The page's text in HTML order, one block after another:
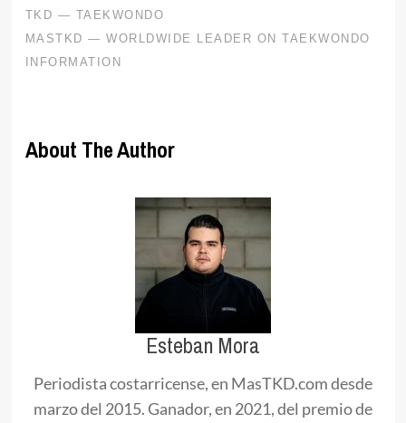
About The Author
Esteban Mora
Periodista costarricense, en MasTKD.com desde
marzo del 2015. Ganador, en 2021, del premio de